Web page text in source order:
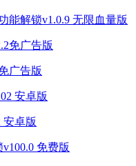
能解锁v1.0.9 无限血量版
广告版
安卓版